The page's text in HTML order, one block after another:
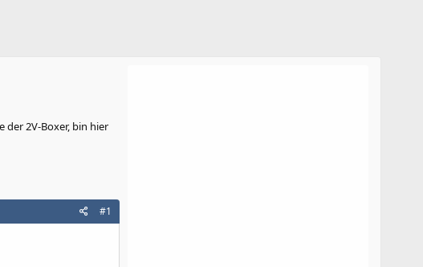
der 2V-Boxer, bin hier
#1